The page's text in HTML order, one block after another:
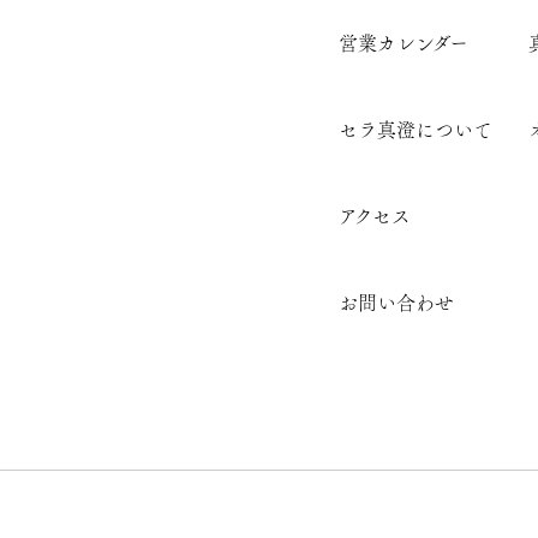
営業カレンダー
セラ真澄について
アクセス
お問い合わせ